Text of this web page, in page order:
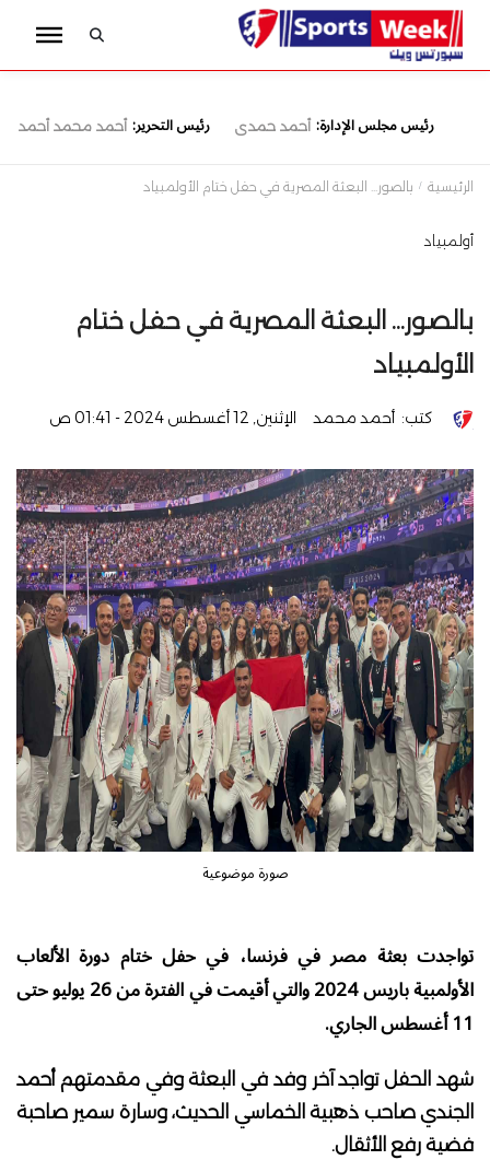
رئيس مجلس الإدارة: أحمد حمدى رئيس التحرير: أحمد محمد أحمد
الرئيسية بالصور... البعثة المصرية في حفل ختام الأولمبياد
أولمبياد
بالصور... البعثة المصرية في حفل ختام
الأولمبياد
كتب: أحمد محمد الإثنين, 12 أغسطس 2024 - 01:41 ص
صورة موضوعية
تواجدت بعثة مصر في فرنسا، في حفل ختام دورة الألعاب
الأولمبية باريس 2024 والتي أقيمت في الفترة من 26 يوليو حتى
11 أغسطس الجاري.
شهد الحفل تواجد آخر وفد في البعثة وفي مقدمتهم أحمد
الجندي صاحب ذهبية الخماسي الحديث، وسارة سمير صاحبة
فضية رفع الأثقال.